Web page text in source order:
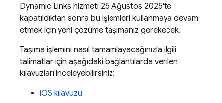
Dynamic Links hizmeti 25 Ağustos 2025'te
kapatıldıktan sonra bu işlemleri kullanmaya devam
etmek için yeni çözüme taşımanız gerekecek.
Taşıma işlemini nasıl tamamlayacağınızla ilgili
talimatlar için aşağıdaki bağlantılarda verilen
kılavuzları inceleyebilirsiniz:
iOS kılavuzu